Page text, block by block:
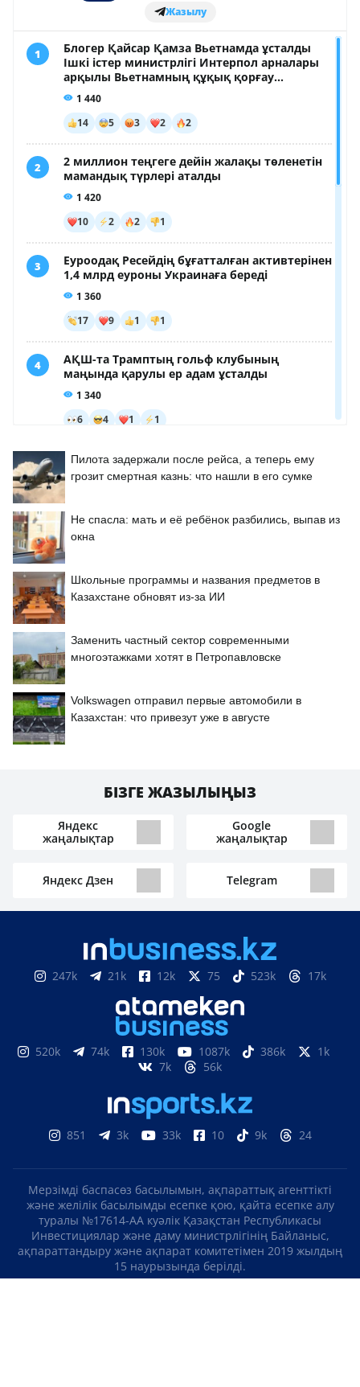
Пилота задержали после рейса, а теперь ему
грозит смертная казнь: что нашли в его сумке
Не спасла: мать и её ребёнок разбились, выпав из
окна
Школьные программы и названия предметов в
Казахстане обновят из-за ИИ
Заменить частный сектор современными
многоэтажками хотят в Петропавловске
Volkswagen отправил первые автомобили в
Казахстан: что привезут уже в августе
БІЗГЕ ЖАЗЫЛЫҢЫЗ
Яндекс
жаңалықтар
Google
жаңалықтар
Яндекс Дзен Telegram
247k 21k 12k 75 523k 17k
520k 74k 130k 1087k 386k
1k
7k
56k
851 3k 33k 10 9k 24
Мерзімді баспасөз басылымын, ақпараттық агенттікті
және желілік басылымды есепке қою, қайта есепке алу
туралы №17614-АА куәлік Қазақстан Республикасы
Инвестициялар және даму министрлігінің Байланыс,
ақпараттандыру және ақпарат комитетімен 2019 жылдың
15 наурызында берілді.